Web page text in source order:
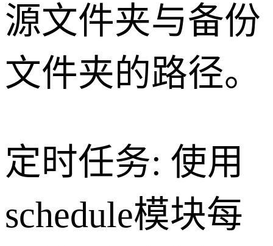
源文件夹与备份
文件夹的路径。
定时任务: 使用
schedule模块每